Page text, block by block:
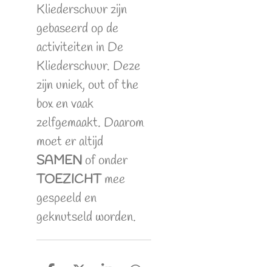
Kliederschuur zijn
gebaseerd op de
activiteiten in De
Kliederschuur. Deze
zijn uniek, out of the
box en vaak
zelfgemaakt. Daarom
moet er altijd
SAMEN of onder
TOEZICHTmee
gespeeld en
geknutseld worden.